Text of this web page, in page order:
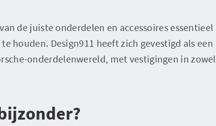
de juiste onderdelen en accessoires essentieel
houden. Design911 heeft zich gevestigd als een
onderdelenwereld, met vestigingen in zowel